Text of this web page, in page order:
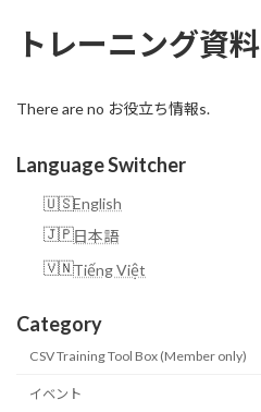
トレーニング資料
There are no お役立ち情報s.
Language Switcher
English
日本語
Tiếng Việt
Category
CSV Training Tool Box (Member only)
イベント